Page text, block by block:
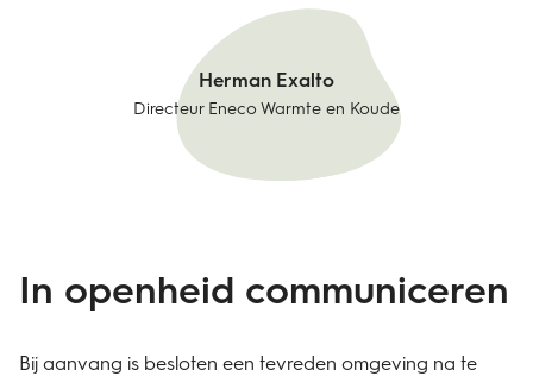
Herman Exalto
Directeur Eneco Warmte en Koude
In openheid communiceren
Bij aanvang is besloten een tevreden omgeving na te